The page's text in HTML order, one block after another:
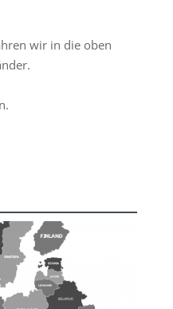
wir in die oben